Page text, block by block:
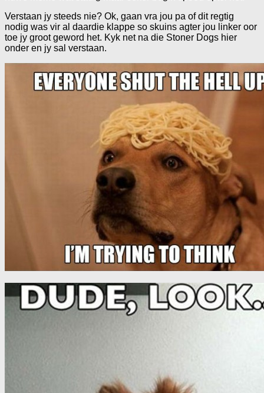
Verstaan jy steeds nie? Ok, gaan vra jou pa of dit regtig
nodig was vir al daardie klappe so skuins agter jou linker oor
toe jy groot geword het. Kyk net na die Stoner Dogs hier
onder en jy sal verstaan.